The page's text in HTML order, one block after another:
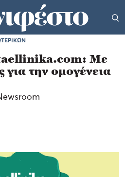
Με
την ομογένεια